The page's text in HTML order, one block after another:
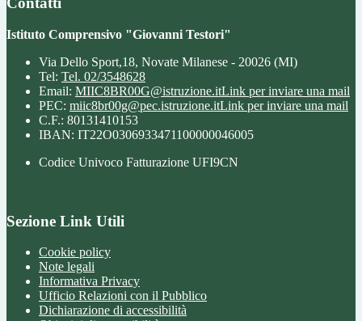
Istituto Comprensivo "Giovanni Testori"
Via Dello Sport,18, Novate Milanese - 20026 (MI)
Tel: Tel. 02/3548628
Email: MIIC8BR00G@istruzione.itLink per inviare una mail
PEC: miic8br00g@pec.istruzione.itLink per inviare una mail
C.F.: 80131410153
IBAN: IT22O0306933471100000046005
Codice Univoco Fatturazione UFI9CN
Sezione Link Utili
Cookie policy
Note legali
Informativa Privacy
Ufficio Relazioni con il Pubblico
Dichiarazione di accessibilità